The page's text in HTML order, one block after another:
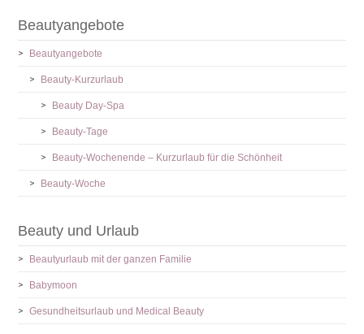
Beautyangebote
Beautyangebote
Beauty-Kurzurlaub
Beauty Day-Spa
Beauty-Tage
Beauty-Wochenende – Kurzurlaub für die Schönheit
Beauty-Woche
Beauty und Urlaub
Beautyurlaub mit der ganzen Familie
Babymoon
Gesundheitsurlaub und Medical Beauty